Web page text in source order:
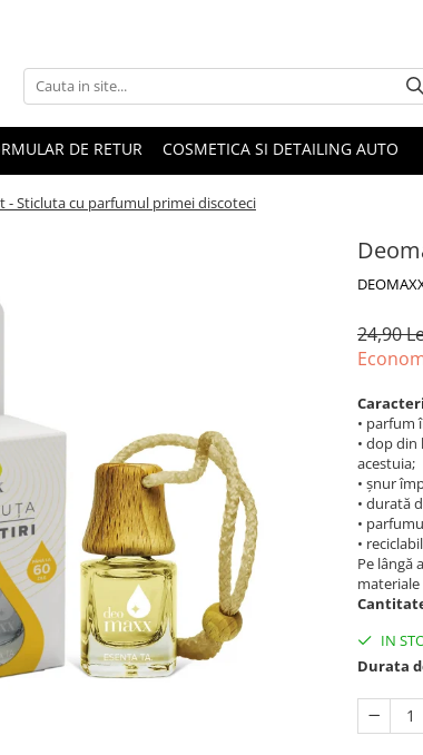
DE RETUR COSMETICA SI DETAILING AUTO
- Sticluta cu parfumul primei discoteci
24,90
• parfum
• dop
acestuia;
• șnur
• durată
•
•
Pe lângă
materiale
IN
Durata